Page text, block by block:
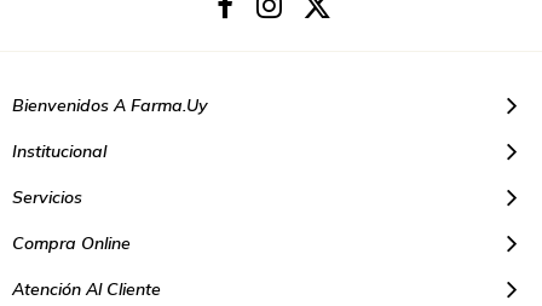
Bienvenidos A Farma.uy
Institucional
Servicios
Compra Online
Atención Al Cliente